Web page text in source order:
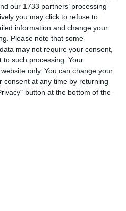
our 1733 partners’ processing
you may click to refuse to
information and change your
Please note that some
may not require your consent,
to such processing. Your
only. You can change your
consent at any time by returning
button at the bottom of the
ca sursă în Google
ne pe Google News
ne pe Whatsapp
articolul?